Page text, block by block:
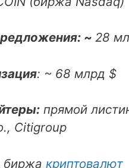
~ 28
: ~ 68 млрд $
прямой
Citigroup
биржа криптовалют